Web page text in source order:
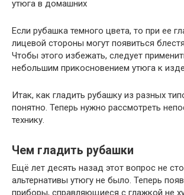
утюга в домашних
Если рубашка темного цвета, то при ее
лицевой стороны могут появиться
Чтобы этого избежать, следует
небольшим прикосновением утюга к
Итак, как гладить рубашку из разных
понятно. Теперь нужно рассмотреть
технику.
Чем гладить рубашки
Ещё лет десять назад этот вопрос не
альтернативы утюгу не было. Теперь
приборы, справляющиеся с глажкой не